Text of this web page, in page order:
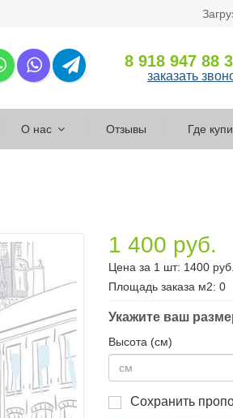
8 918 947 88
заказать
О нас Отзывы Где
1 400 руб.
Цена за 1 шт: 1400 руб.
Площадь заказа м2: 0
Укажите ваш
Высота (см)
Сохранить